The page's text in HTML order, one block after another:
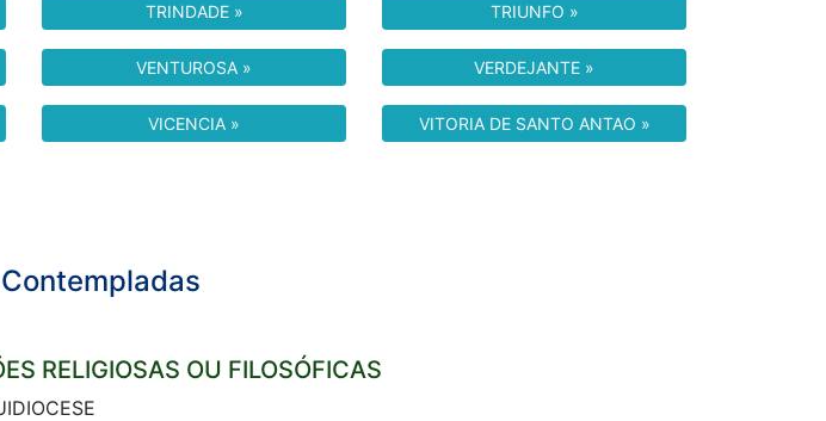
TRINDADE » TRIUNFO »
VENTUROSA » VERDEJANTE »
VICENCIA » VITORIA DE SANTO ANTAO »
RELIGIOSAS OU FILOSÓFICAS